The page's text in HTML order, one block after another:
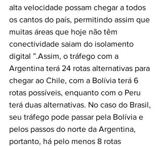
alta velocidade possam chegar a todos
os cantos do país, permitindo assim que
muitas áreas que hoje não têm
conectividade saiam do isolamento
digital ”.Assim, o tráfego com a
Argentina terá 24 rotas alternativas para
chegar ao Chile, com a Bolívia terá 6
rotas possíveis, enquanto com o Peru
terá duas alternativas. No caso do Brasil,
seu tráfego pode passar pela Bolívia e
pelos passos do norte da Argentina,
portanto, há pelo menos 8 rotas